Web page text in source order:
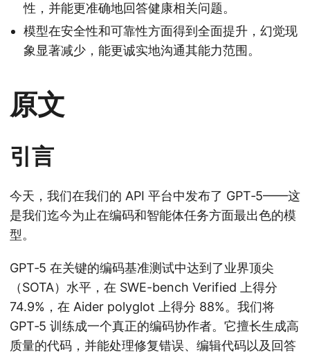
性，并能更准确地回答健康相关问题。
模型在安全性和可靠性方面得到全面提升，幻觉现
象显著减少，能更诚实地沟通其能力范围。
原文
引言
今天，我们在我们的 API 平台中发布了 GPT‑5——这
是我们迄今为止在编码和智能体任务方面最出色的模
型。
GPT‑5 在关键的编码基准测试中达到了业界顶尖
（SOTA）水平，在 SWE-bench Verified 上得分
74.9%，在 Aider polyglot 上得分 88%。我们将
GPT‑5 训练成一个真正的编码协作者。它擅长生成高
质量的代码，并能处理修复错误、编辑代码以及回答